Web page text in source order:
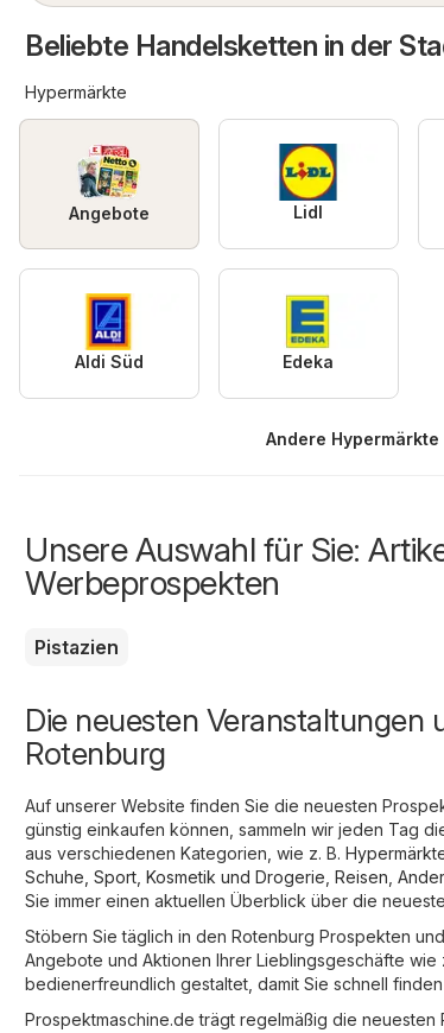
Beliebte Handelsketten in der
Hypermärkte
Angebote Lidl
Aldi Süd Edeka
Andere
Unsere Auswahl für Sie:
Werbeprospekten
Pistazien
Die neuesten Veranstaltungen
Rotenburg
Auf unserer Website finden Sie die neuesten
günstig einkaufen können, sammeln wir jeden Tag
aus verschiedenen Kategorien, wie z. B.
Schuhe, Sport Kosmetik und Drogerie Reisen
Sie immer einen aktuellen Überblick über die
Stöbern Sie täglich in den Rotenburg Prospekten
Angebote und Aktionen Ihrer Lieblingsgeschäfte
bedienerfreundlich gestaltet, damit Sie schnell
Prospektmaschine.de trägt regelmäßig die